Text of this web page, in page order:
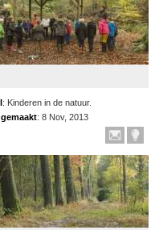
: Kinderen in de natuur.
: 8 Nov, 2013